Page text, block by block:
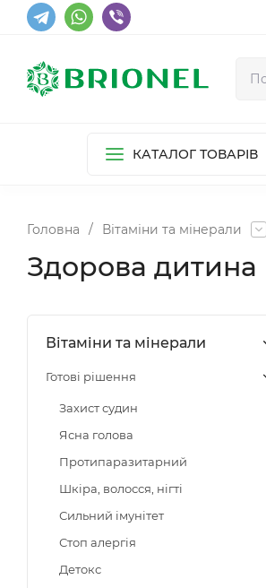
КАТАЛОГ ТОВАРІВ
Головна / Вітаміни та мінерали
Здорова дитина
Вітаміни та мінерали
Готові рішення
Захист судин
Ясна голова
Протипаразитарний
Шкіра, волосся, нігті
Сильний імунітет
Стоп алергія
Детокс